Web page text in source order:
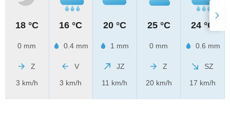
18 °C
0 mm
Z
3 km/h
16 °C
0.4 mm
V
3 km/h
20 °C
1 mm
JZ
11 km/h
25 °C
0 mm
Z
20 km/h
24 °C
0.6 mm
SZ
17 km/h